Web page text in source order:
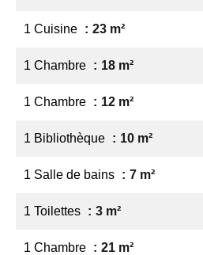
1 Cuisine 23 m²
1 Chambre 18 m²
1 Chambre 12 m²
1 Bibliothèque 10 m²
1 Salle de bains 7 m²
1 Toilettes 3 m²
1 Chambre 21 m²